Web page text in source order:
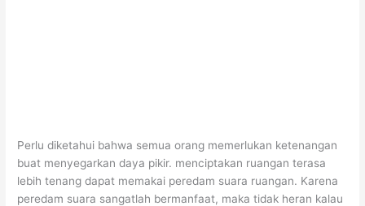
Perlu diketahui bahwa semua orang memerlukan ketenangan
buat menyegarkan daya pikir. menciptakan ruangan terasa
lebih tenang dapat memakai peredam suara ruangan. Karena
peredam suara sangatlah bermanfaat, maka tidak heran kalau